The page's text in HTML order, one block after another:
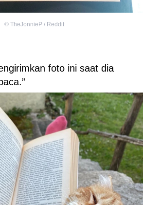
© TheJonnieP / Reddit
foto ini saat dia